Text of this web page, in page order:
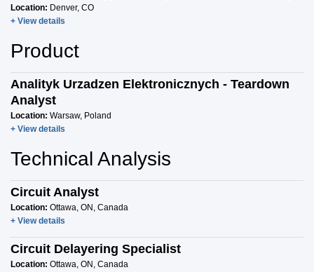
Location: Denver, CO
+ View details
Product
Analityk Urzadzen Elektronicznych - Teardown
Analyst
Location: Warsaw, Poland
+ View details
Technical Analysis
Circuit Analyst
Location: Ottawa, ON, Canada
+ View details
Circuit Delayering Specialist
Location: Ottawa, ON, Canada